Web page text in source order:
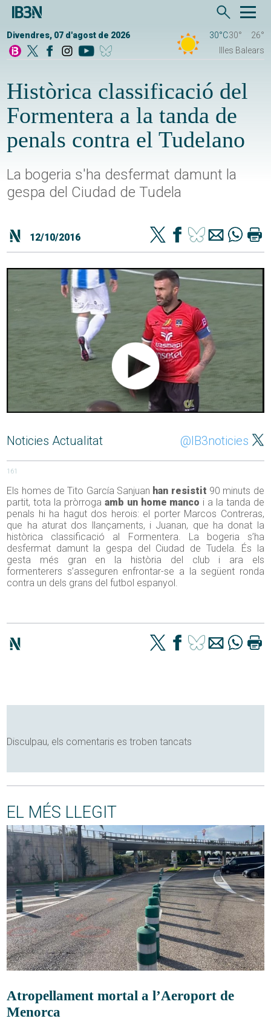
Divendres, 07 d'agost de 2026 30°C30°
26°
Illes Balears
Històrica classificació del
Formentera a la tanda de
penals contra el Tudelano
La bogeria s'ha desfermat damunt la
gespa del Ciudad de Tudela
12/10/2016
Noticies Actualitat @IB3noticies
161
Els homes de Tito García Sanjuan han resistit 90 minuts de
partit, tota la pròrroga amb un home manco i a la tanda de
penals hi ha hagut dos herois: el porter Marcos Contreras,
que ha aturat dos llançaments, i Juanan, que ha donat la
històrica classificació al Formentera. La bogeria s’ha
desfermat damunt la gespa del Ciudad de Tudela. És la
gesta més gran en la història del club i ara els
formenterers s’asseguren enfrontar-se a la següent ronda
contra un dels grans del futbol espanyol.
Disculpau, els comentaris es troben tancats
EL MÉS LLEGIT
Atropellament mortal a l’Aeroport de
Menorca